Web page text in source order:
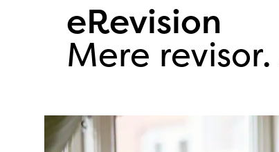
eRevision
Mere